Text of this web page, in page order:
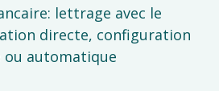
lettrage avec le
directe, configuration
automatique